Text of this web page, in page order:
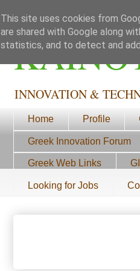
INNOVATION &
Home Profile
Greek Innovation Forum
Greek Web Links
Looking for Jobs
This site uses cookies from
are shared with Google along
statistics, and to detect and